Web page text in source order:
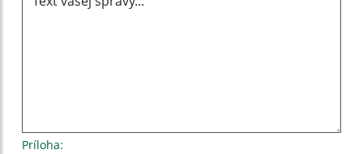
Príloha: